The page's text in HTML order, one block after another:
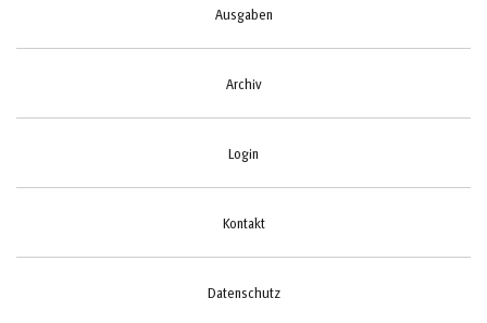
Ausgaben
Archiv
Login
Kontakt
Datenschutz